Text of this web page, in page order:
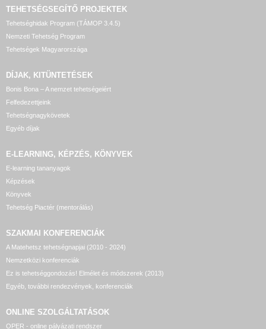
TEHETSÉGSEGÍTŐ PROJEKTEK
Tehetséghidak Program (TÁMOP 3.4.5)
Nemzeti Tehetség Program
Tehetségek Magyarországa
DÍJAK, KITÜNTETÉSEK
Bonis Bona – A nemzet tehetségeiért
Felfedezettjeink
Tehetségnagykövetek
Egyéb díjak
E-LEARNING, KÉPZÉS, KÖNYVEK
E-learning tananyagok
Képzések
Könyvek
Tehetség Piactér (mentorálás)
SZAKMAI KONFERENCIÁK
A Matehetsz tehetségnapjai (2010 - 2024)
Nemzetközi konferenciák
Ez is tehetséggondozás! Elmélet és módszerek (2013)
Egyéb, további rendezvények, konferenciák
ONLINE SZOLGÁLTATÁSOK
OPER - online pályázati rendszer